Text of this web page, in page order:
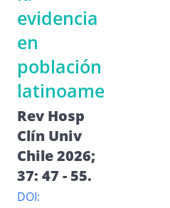
evidencia
en
población
latinoamericana
Rev Hosp
Clín Univ
Chile 2026;
37: 47 - 55.
DOI: